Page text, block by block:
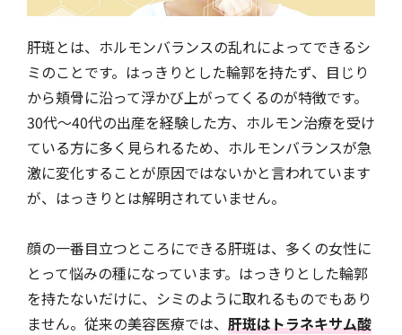
肝斑とは、ホルモンバランスの乱れによってできるシ
ミのことです。はっきりとした輪郭を持たず、目じり
から頬骨に沿って浮かび上がってくるのが特徴です。
30代〜40代の出産を経験した方、ホルモン治療を受け
ている方に多く見られるため、ホルモンバランスが急
激に変化することが原因ではないかと言われています
が、はっきりとは解明されていません。
顔の一番目立つところにできる肝斑は、多くの女性に
とって悩みの種になっています。はっきりとした輪郭
を持たないだけに、シミのように取れるものでもあり
ません。従来の美容医療では、 肝斑はトラネキサム酸